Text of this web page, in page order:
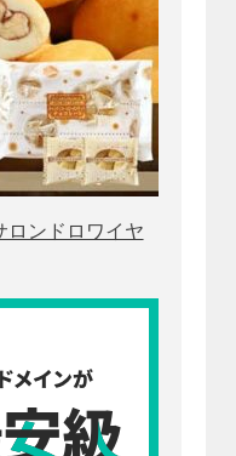
ロンドロワイヤ